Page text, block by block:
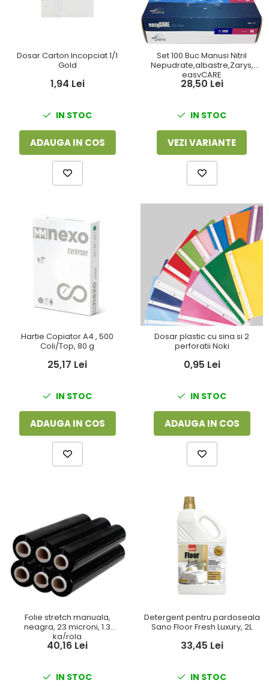
Foarfeci
Perforatoare
Tavite pentru Documente
Tusuri si tusiere
Detergenti vase
Europubele
Hartie igienica
Odorizante
Produse din hartie
Prosoape din hartie
Sapunuri si dezinfectanti
Uz universal
Dosar Carton Incopciat 1/1
Gold
1,94 Lei
IN STOC
ADAUGA IN COS
Set 100 Buc Manusi Nitril
Nepudrate,albastre,Zarys,
easyCARE
28,50 Lei
IN STOC
VEZI VARIANTE
Hartie Copiator A4 , 500
Coli/Top, 80 g
25,17 Lei
IN STOC
ADAUGA IN COS
Dosar plastic cu sina si 2
perforatii Noki
0,95 Lei
IN STOC
ADAUGA IN COS
Folie stretch manuala,
neagra, 23 microni, 1.3
kg/rola
40,16 Lei
IN STOC
Detergent pentru pardoseala
Sano Floor Fresh Luxury, 2L
33,45 Lei
IN STOC